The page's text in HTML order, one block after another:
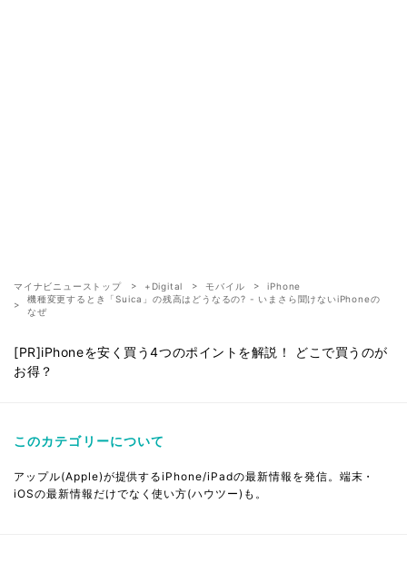
マイナビニューストップ +Digital モバイル
iPhone
機種変更するとき「Suica」の残高はどうなるの? - いまさら聞けないiPhoneの
なぜ
[PR]iPhoneを安く買う4つのポイントを解説！ どこで買うのが
お得？
このカテゴリーについて
アップル(Apple)が提供するiPhone/iPadの最新情報を発信。端末・
iOSの最新情報だけでなく使い方(ハウツー)も。